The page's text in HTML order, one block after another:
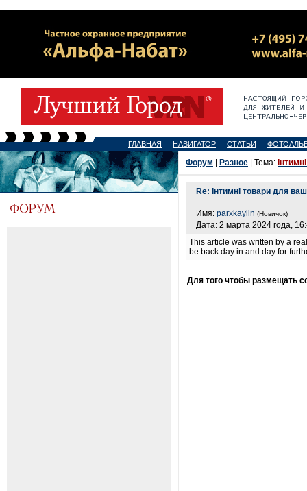
ГЛАВНАЯ НАВИГАТОР СТАТЬИ
Форум Разное | Тема:
Re: Інтимні товари для
Имя: parxkaylin (Новичок)
Дата: 2 марта 2024 года,
This article was written by a
be back day in and day for
Для того чтобы размещать